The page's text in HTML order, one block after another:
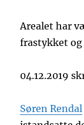
Arealet har
frastykket og
04.12.2019
Søren Rendal